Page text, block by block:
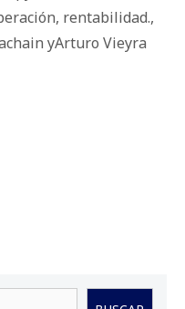
, rentabilidad.,
yArturo Vieyra